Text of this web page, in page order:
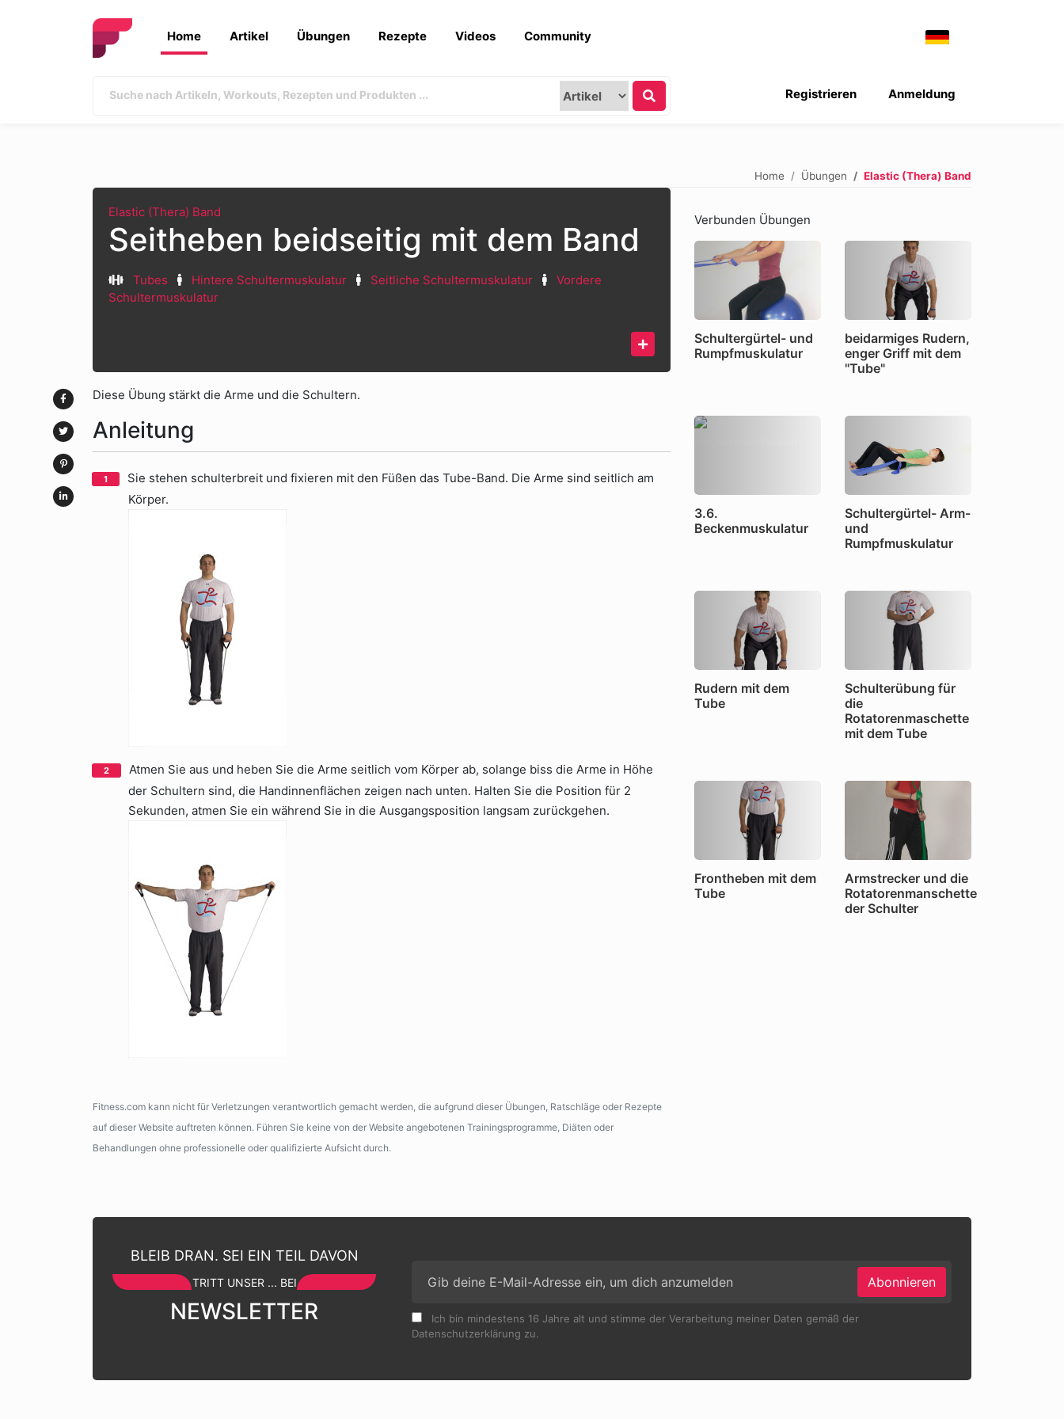
Home Artikel Übungen Rezepte Videos Community
Anmeldung
Registrieren
Home Übungen Elastic (Thera) Band
Elastic (Thera) Band
Seitheben beidseitig mit dem Band
Tubes Hintere Schultermuskulatur Seitliche Schultermuskulatur
Vordere
Schultermuskulatur
Diese Übung stärkt die Arme und die Schultern.
Anleitung
Sie stehen schulterbreit und fixieren mit den Füßen das Tube-Band. Die Arme sind seitlich am
Körper.
Atmen Sie aus und heben Sie die Arme seitlich vom Körper ab, solange biss die Arme in Höhe
der Schultern sind, die Handinnenflächen zeigen nach unten. Halten Sie die Position für 2
Sekunden, atmen Sie ein während Sie in die Ausgangsposition langsam zurückgehen.
Fitness.com kann nicht für Verletzungen verantwortlich gemacht werden, die aufgrund dieser Übungen, Ratschläge oder Rezepte
auf dieser Website auftreten können. Führen Sie keine von der Website angebotenen Trainingsprogramme, Diäten oder
Behandlungen ohne professionelle oder qualifizierte Aufsicht durch.
Verbunden Übungen
Schultergürtel- und
Rumpfmuskulatur
beidarmiges Rudern,
enger Griff mit dem
"Tube"
3.6.
Beckenmuskulatur
Schultergürtel- Arm-
und
Rumpfmuskulatur
Rudern mit dem
Tube
Schulterübung für
die
Rotatorenmaschette
mit dem Tube
Frontheben mit dem
Tube
Armstrecker und die
Rotatorenmanschette
der Schulter
BLEIB DRAN. SEI EIN TEIL DAVON
TRITT UNSER ... BEI
NEWSLETTER
Abonnieren
Ich bin mindestens 16 Jahre alt und stimme der Verarbeitung meiner Daten gemäß der
Datenschutzerklärung zu.